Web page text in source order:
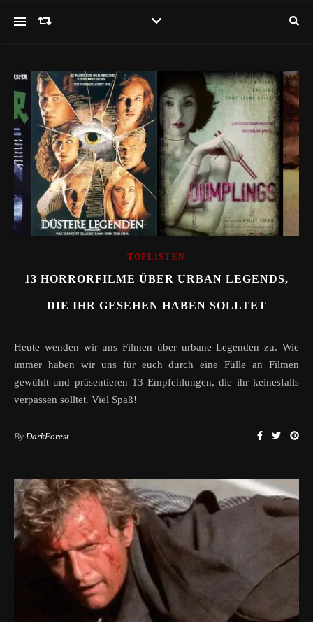
TOPLISTEN
13 HORRORFILME ÜBER URBAN LEGENDS,
DIE IHR GESEHEN HABEN SOLLTET
Heute wenden wir uns Filmen über urbane Legenden zu. Wie
immer haben wir uns für euch durch eine Fülle an Filmen
gewühlt und präsentieren 13 Empfehlungen, die ihr keinesfalls
verpassen solltet. Viel Spaß!
By DarkForest